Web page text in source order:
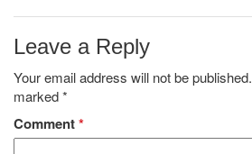
Leave a Reply
Your email address will not be published.
marked*
Comment*